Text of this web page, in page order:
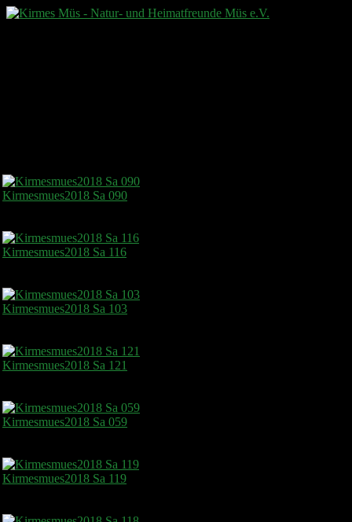
Kirmesmues2018 Sa 090
Kirmesmues2018 Sa 116
Kirmesmues2018 Sa 103
Kirmesmues2018 Sa 121
Kirmesmues2018 Sa 059
Kirmesmues2018 Sa 119